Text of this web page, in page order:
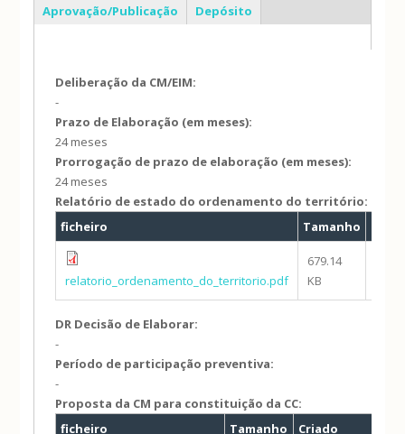
Aprovação/Publicação
Depósito
Deliberação da CM/EIM:
-
Prazo de Elaboração (em meses):
24 meses
Prorrogação de prazo de elaboração (em meses):
24 meses
Relatório de estado do ordenamento do território:
ficheiro
Tamanho
relatorio_ordenamento_do_territorio.pdf
679.14
KB
DR Decisão de Elaborar:
-
Período de participação preventiva:
-
Proposta da CM para constituição da CC:
ficheiro
Tamanho Criado